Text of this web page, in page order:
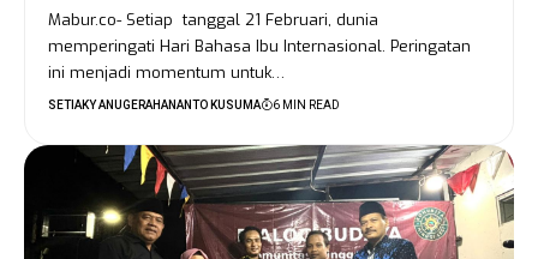
Mabur.co- Setiap tanggal 21 Februari, dunia
memperingati Hari Bahasa Ibu Internasional. Peringatan
ini menjadi momentum untuk…
SETIAKY ANUGERAHANANTO KUSUMA 6 MIN READ